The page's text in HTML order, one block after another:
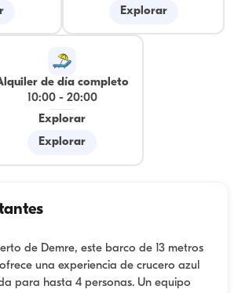
Explorar
de día completo
10:00- 20:00
Explorar
Explorar
de Demre, este barco de 13 metros
una experiencia de crucero azul
para hasta 4 personas. Un equipo